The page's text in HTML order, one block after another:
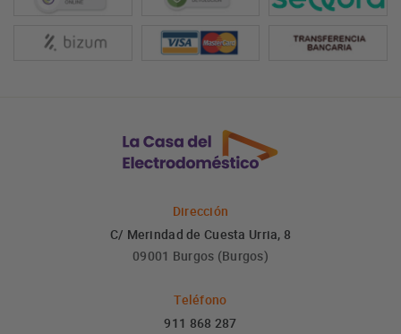
Dirección
C/ Merindad de Cuesta Urria, 8
09001 Burgos (Burgos)
Teléfono
911 868 287